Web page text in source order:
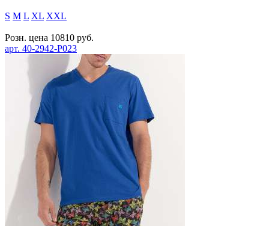
S M L XL XXL
Розн. цена 10810 руб.
арт. 40-2942-P023